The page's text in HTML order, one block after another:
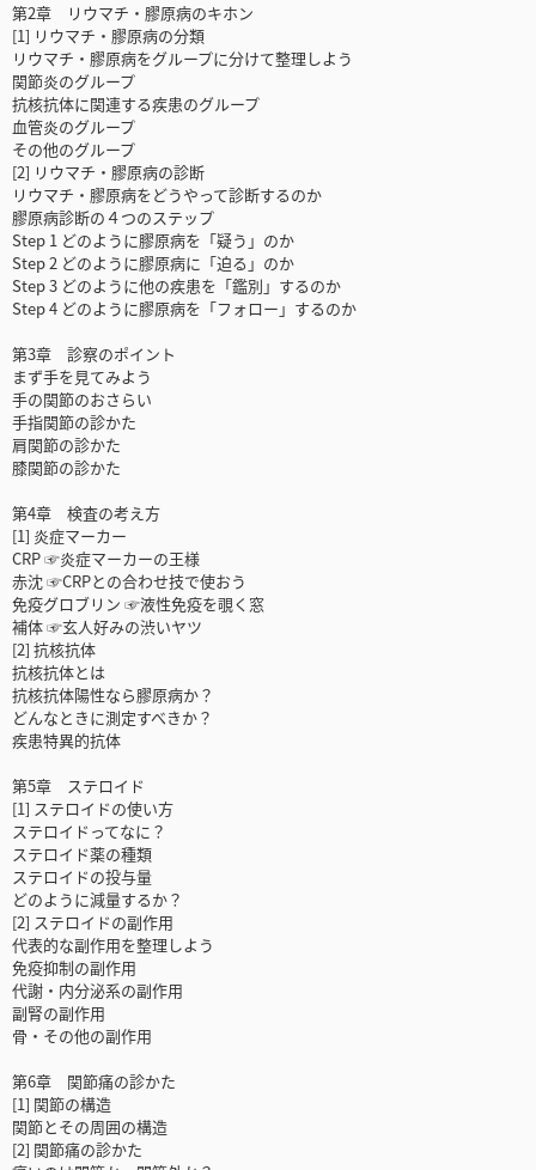
第2章 リウマチ・膠原病のキホン
[1] リウマチ・膠原病の分類
リウマチ・膠原病をグループに分けて整理しよう
関節炎のグループ
抗核抗体に関連する疾患のグループ
血管炎のグループ
その他のグループ
[2] リウマチ・膠原病の診断
リウマチ・膠原病をどうやって診断するのか
膠原病診断の４つのステップ
Step 1 どのように膠原病を「疑う」のか
Step 2 どのように膠原病に「迫る」のか
Step 3 どのように他の疾患を「鑑別」するのか
Step 4 どのように膠原病を「フォロー」するのか
第3章 診察のポイント
まず手を見てみよう
手の関節のおさらい
手指関節の診かた
肩関節の診かた
膝関節の診かた
第4章 検査の考え方
[1] 炎症マーカー
CRP ☞炎症マーカーの王様
赤沈 ☞CRPとの合わせ技で使おう
免疫グロブリン ☞液性免疫を覗く窓
補体 ☞玄人好みの渋いヤツ
[2] 抗核抗体
抗核抗体とは
抗核抗体陽性なら膠原病か？
どんなときに測定すべきか？
疾患特異的抗体
第5章 ステロイド
[1] ステロイドの使い方
ステロイドってなに？
ステロイド薬の種類
ステロイドの投与量
どのように減量するか？
[2] ステロイドの副作用
代表的な副作用を整理しよう
免疫抑制の副作用
代謝・内分泌系の副作用
副腎の副作用
骨・その他の副作用
第6章 関節痛の診かた
[1] 関節の構造
関節とその周囲の構造
[2] 関節痛の診かた